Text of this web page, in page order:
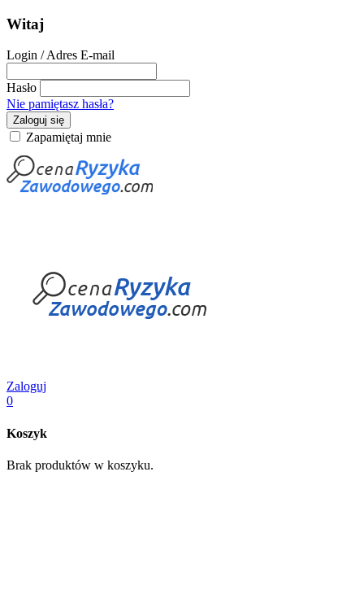
Witaj
Login / Adres E-mail
Hasło
Nie pamiętasz hasła?
Zaloguj się
Zapamiętaj mnie
Zaloguj
0
Koszyk
Brak produktów w koszyku.